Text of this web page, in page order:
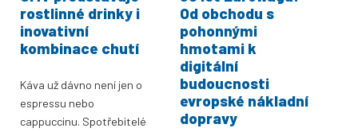
rostlinné drinky i
inovativní
kombinace chutí
Káva už dávno není jen o
espressu nebo
cappuccinu. Spotřebitelé
Od obchodu s
pohonnými
hmotami k
digitální
budoucnosti
evropské nákladní
dopravy